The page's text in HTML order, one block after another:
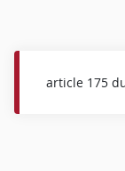
article 175